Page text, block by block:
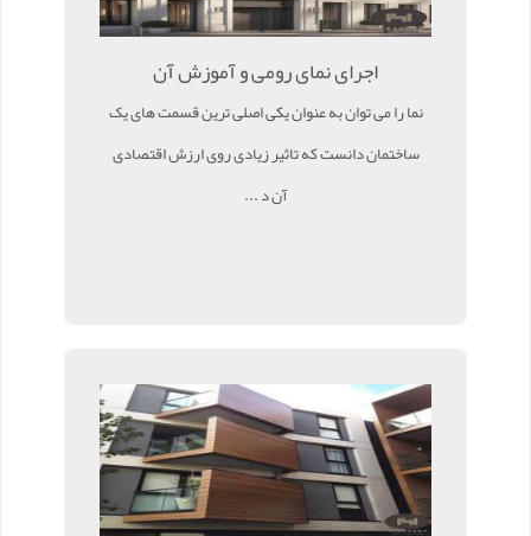
اجرای نمای رومی و آموزش آن
نما را می توان به عنوان یکی اصلی ترین قسمت های یک
ساختمان دانست که تاثیر زیادی روی ارزش اقتصادی
آن د ...